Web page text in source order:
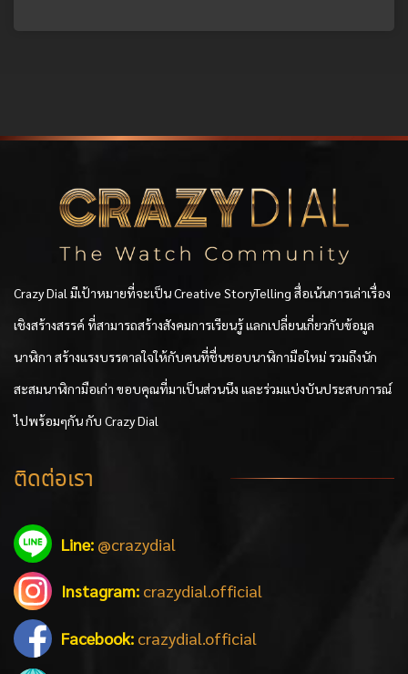
Crazy Dial มีเป้าหมายที่จะเป็น Creative StoryTelling สื่อเน้นการเล่าเรื่อง
เชิงสร้างสรรค์ ที่สามารถสร้างสังคมการเรียนรู้ แลกเปลี่ยนเกี่ยวกับข้อมูล
นาฬิกา สร้างแรงบรรดาลใจให้กับคนที่ชื่นชอบนาฬิกามือใหม่ รวมถึงนัก
สะสมนาฬิกามือเก่า ขอบคุณที่มาเป็นส่วนนึง และร่วมแบ่งบันประสบการณ์
ไปพร้อมๆกัน กับ Crazy Dial
ติดต่อเรา
Line: @crazydial
Instagram: crazydial.official
Facebook: crazydial.official